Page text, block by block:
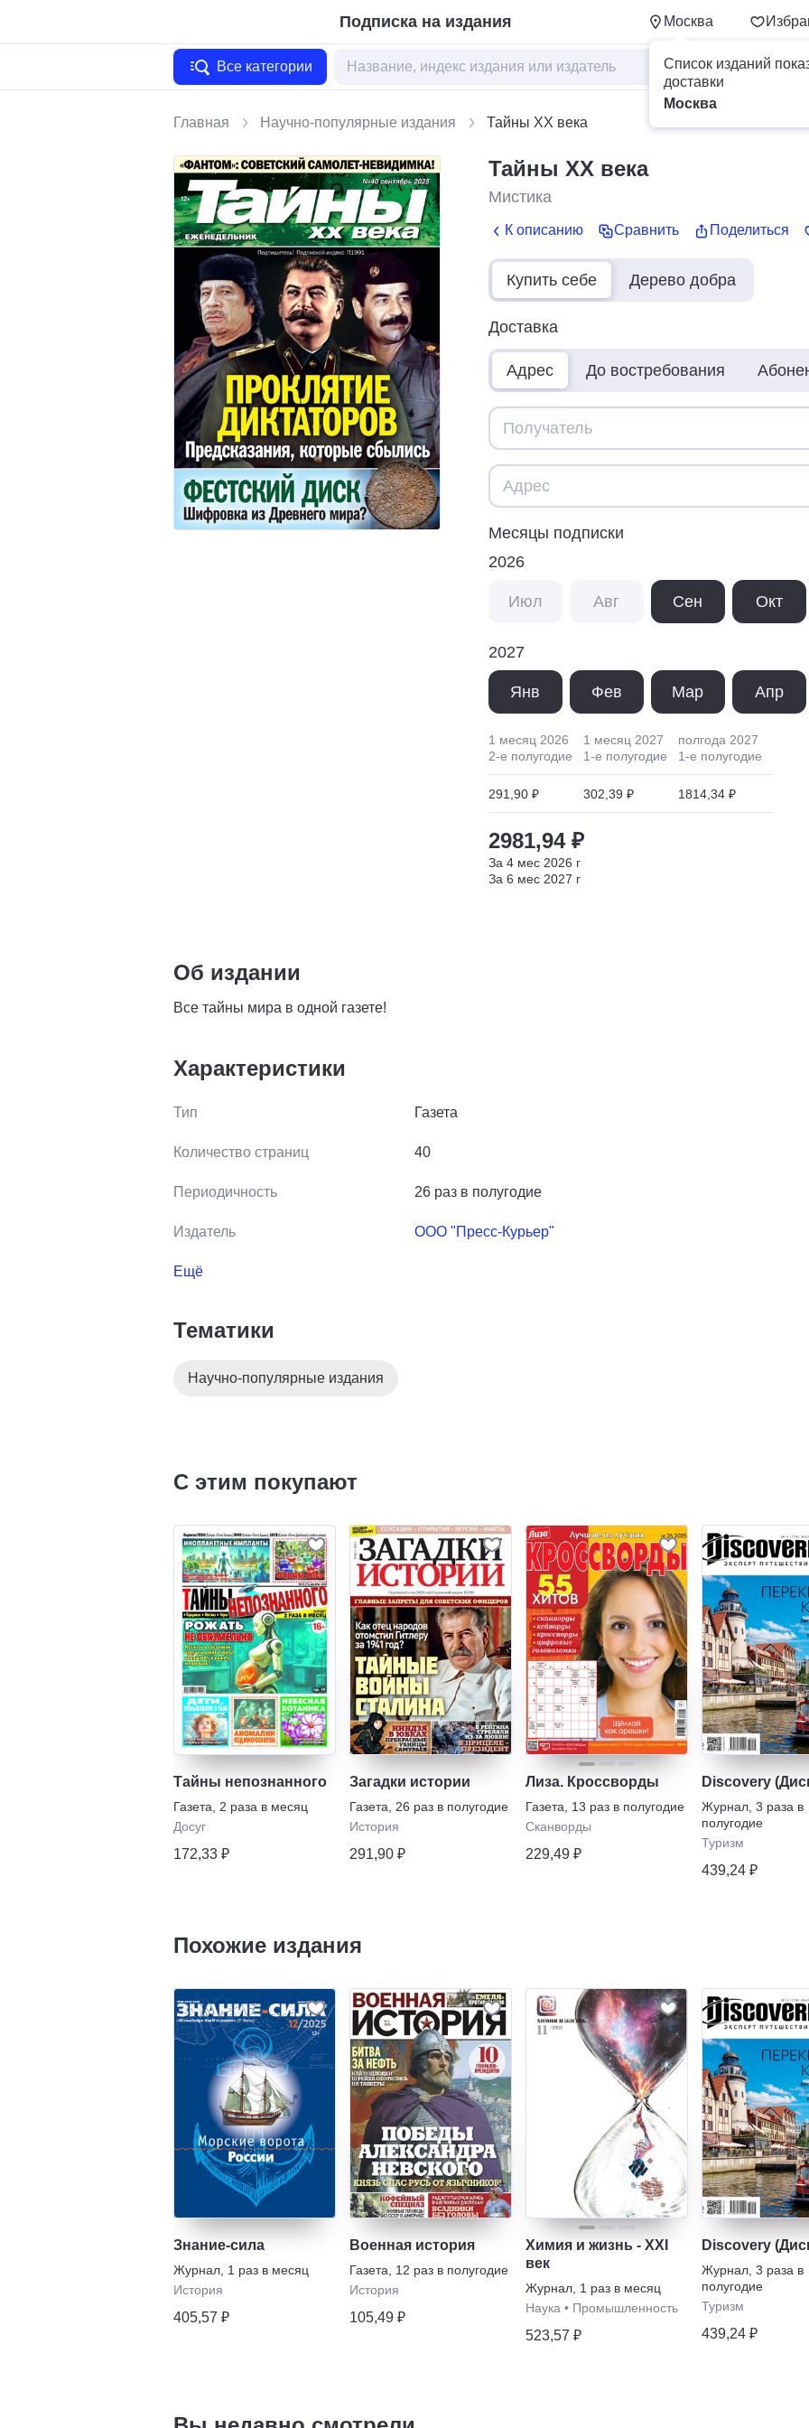
Подписка на издания Москва
Список изданий
доставки
Москва
Все категории
Главная Научно-популярные издания Тайны XX века
Тайны XX века
Мистика
К описанию Сравнить Поделиться
Купить себе Дерево добра
Доставка
Адрес До востребования
Месяцы подписки
2026
Июл Авг Сен Окт
2027
Янв Фев Мар Апр
1 месяц 2026
2-е полугодие
291,90 ₽
1 месяц 2027
1-е полугодие
302,39 ₽
полгода 2027
1-е полугодие
1814,34 ₽
2981,94 ₽
За 4 мес 2026 г
За 6 мес 2027 г
Об издании
Все тайны мира в одной газете!
Характеристики
Тип Газета
Количество страниц 40
Периодичность 26 раз в полугодие
Издатель ООО "Пресс-Курьер"
Ещё
Тематики
Научно-популярные издания
С этим покупают
Тайны непознанного
Газета
2 раза в месяц
Досуг
172,33 ₽
Загадки истории
Газета
26 раз в полугодие
История
291,90 ₽
Лиза. Кроссворды
Газета
13 раз в полугодие
Сканворды
229,49 ₽
Discovery
Журнал 3 раза в
полугодие
Туризм
439,24 ₽
Похожие издания
Знание-сила
Журнал 1 раз в месяц
История
405,57 ₽
Военная история
Газета
12 раз в полугодие
История
105,49 ₽
Химия и жизнь - XXI
век
Журнал 1 раз в месяц
Наука • Промышленность
523,57 ₽
Discovery
Журнал 3 раза в
полугодие
Туризм
439,24 ₽